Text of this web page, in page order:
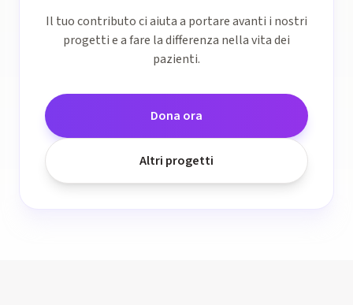
Il tuo contributo ci aiuta a portare avanti i nostri
progetti e a fare la differenza nella vita dei
pazienti.
Dona ora
Altri progetti